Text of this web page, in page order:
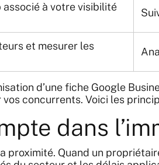
à votre visibilité
et mesurer les
d’une fiche Google
concurrents. Voici les
dans
proximité. Quand un